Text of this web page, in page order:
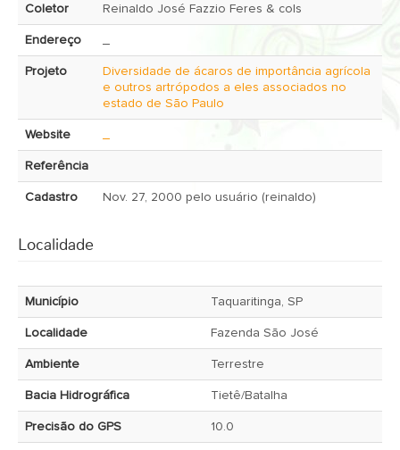
Coletor Reinaldo José Fazzio Feres & cols
Endereço
Projeto
Diversidade de ácaros de importância agrícola
e outros artrópodos a eles associados no
estado de São Paulo
Website
Referência
Cadastro Nov. 27, 2000 pelo usuário (reinaldo)
Localidade
Município Taquaritinga, SP
Localidade Fazenda São José
Ambiente Terrestre
Bacia Hidrográfica Tietê/Batalha
Precisão do GPS 10.0